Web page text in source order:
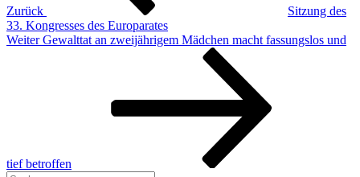
Zurück
Sitzung des
33. Kongresses des Europarates
Nächster
Weiter Gewalttat an zweijährigem Mädchen macht fassungslos und
tief betroffen